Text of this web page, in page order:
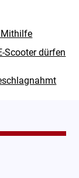
Scooter dürfen